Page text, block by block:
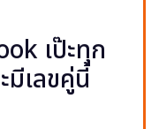
เป๊ะทุก
เลขคู่นี้